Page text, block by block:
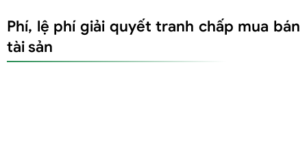
Phí, lệ phí giải quyết tranh chấp mua bán
tài sản